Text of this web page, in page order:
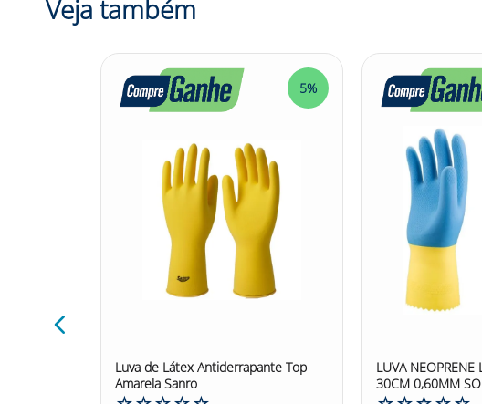
• Manipulação de alimentos e preparação de cosméticos
• Possui interior talcado e superfície externa lisa.
• Lubrificadas com pó bio absorvível. Para maiores
Modelo: 106 100BR
Cor (Consulte disponibilidade): branca Espessura Média:
Marca: Mucambo
Confira outras categorias de luvas de segurança!
#luvadesegurança #luvadesegurançadelátex #látex
Veja também
5%
Luva de Látex Antiderrapante Top
Amarela Sanro
LUVA NEOPRENE
30CM 0,60MM